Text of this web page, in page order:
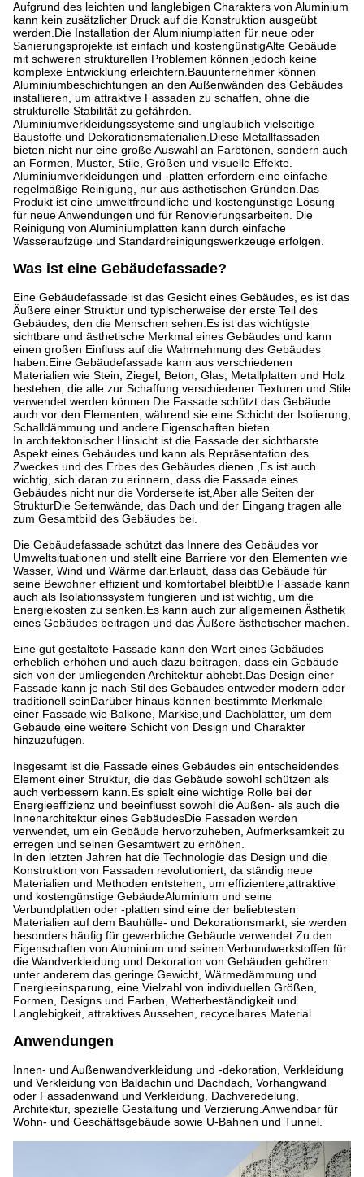
Aufgrund des leichten und langlebigen Charakters von Aluminium
kann kein zusätzlicher Druck auf die Konstruktion ausgeübt
werden.Die Installation der Aluminiumplatten für neue oder
Sanierungsprojekte ist einfach und kostengünstigAlte Gebäude
mit schweren strukturellen Problemen können jedoch keine
komplexe Entwicklung erleichtern.Bauunternehmer können
Aluminiumbeschichtungen an den Außenwänden des Gebäudes
installieren, um attraktive Fassaden zu schaffen, ohne die
strukturelle Stabilität zu gefährden.
Aluminiumverkleidungssysteme sind unglaublich vielseitige
Baustoffe und Dekorationsmaterialien.Diese Metallfassaden
bieten nicht nur eine große Auswahl an Farbtönen, sondern auch
an Formen, Muster, Stile, Größen und visuelle Effekte.
Aluminiumverkleidungen und -platten erfordern eine einfache
regelmäßige Reinigung, nur aus ästhetischen Gründen.Das
Produkt ist eine umweltfreundliche und kostengünstige Lösung
für neue Anwendungen und für Renovierungsarbeiten. Die
Reinigung von Aluminiumplatten kann durch einfache
Wasseraufzüge und Standardreinigungswerkzeuge erfolgen.
Was ist eine Gebäudefassade?
Eine Gebäudefassade ist das Gesicht eines Gebäudes, es ist das
Äußere einer Struktur und typischerweise der erste Teil des
Gebäudes, den die Menschen sehen.Es ist das wichtigste
sichtbare und ästhetische Merkmal eines Gebäudes und kann
einen großen Einfluss auf die Wahrnehmung des Gebäudes
haben.Eine Gebäudefassade kann aus verschiedenen
Materialien wie Stein, Ziegel, Beton, Glas, Metallplatten und Holz
bestehen, die alle zur Schaffung verschiedener Texturen und Stile
verwendet werden können.Die Fassade schützt das Gebäude
auch vor den Elementen, während sie eine Schicht der Isolierung,
Schalldämmung und andere Eigenschaften bieten.
In architektonischer Hinsicht ist die Fassade der sichtbarste
Aspekt eines Gebäudes und kann als Repräsentation des
Zweckes und des Erbes des Gebäudes dienen.,Es ist auch
wichtig, sich daran zu erinnern, dass die Fassade eines
Gebäudes nicht nur die Vorderseite ist,Aber alle Seiten der
StrukturDie Seitenwände, das Dach und der Eingang tragen alle
zum Gesamtbild des Gebäudes bei.
Die Gebäudefassade schützt das Innere des Gebäudes vor
Umweltsituationen und stellt eine Barriere vor den Elementen wie
Wasser, Wind und Wärme dar.Erlaubt, dass das Gebäude für
seine Bewohner effizient und komfortabel bleibtDie Fassade kann
auch als Isolationssystem fungieren und ist wichtig, um die
Energiekosten zu senken.Es kann auch zur allgemeinen Ästhetik
eines Gebäudes beitragen und das Äußere ästhetischer machen.
Eine gut gestaltete Fassade kann den Wert eines Gebäudes
erheblich erhöhen und auch dazu beitragen, dass ein Gebäude
sich von der umliegenden Architektur abhebt.Das Design einer
Fassade kann je nach Stil des Gebäudes entweder modern oder
traditionell seinDarüber hinaus können bestimmte Merkmale
einer Fassade wie Balkone, Markise,und Dachblätter, um dem
Gebäude eine weitere Schicht von Design und Charakter
hinzuzufügen.
Insgesamt ist die Fassade eines Gebäudes ein entscheidendes
Element einer Struktur, die das Gebäude sowohl schützen als
auch verbessern kann.Es spielt eine wichtige Rolle bei der
Energieeffizienz und beeinflusst sowohl die Außen- als auch die
Innenarchitektur eines GebäudesDie Fassaden werden
verwendet, um ein Gebäude hervorzuheben, Aufmerksamkeit zu
erregen und seinen Gesamtwert zu erhöhen.
In den letzten Jahren hat die Technologie das Design und die
Konstruktion von Fassaden revolutioniert, da ständig neue
Materialien und Methoden entstehen, um effizientere,attraktive
und kostengünstige GebäudeAluminium und seine
Verbundplatten oder -platten sind eine der beliebtesten
Materialien auf dem Bauhülle- und Dekorationsmarkt, sie werden
besonders häufig für gewerbliche Gebäude verwendet.Zu den
Eigenschaften von Aluminium und seinen Verbundwerkstoffen für
die Wandverkleidung und Dekoration von Gebäuden gehören
unter anderem das geringe Gewicht, Wärmedämmung und
Energieeinsparung, eine Vielzahl von individuellen Größen,
Formen, Designs und Farben, Wetterbeständigkeit und
Langlebigkeit, attraktives Aussehen, recycelbares Material
Anwendungen
Innen- und Außenwandverkleidung und -dekoration, Verkleidung
und Verkleidung von Baldachin und Dachdach, Vorhangwand
oder Fassadenwand und Verkleidung, Dachveredelung,
Architektur, spezielle Gestaltung und Verzierung.Anwendbar für
Wohn- und Geschäftsgebäude sowie U-Bahnen und Tunnel.